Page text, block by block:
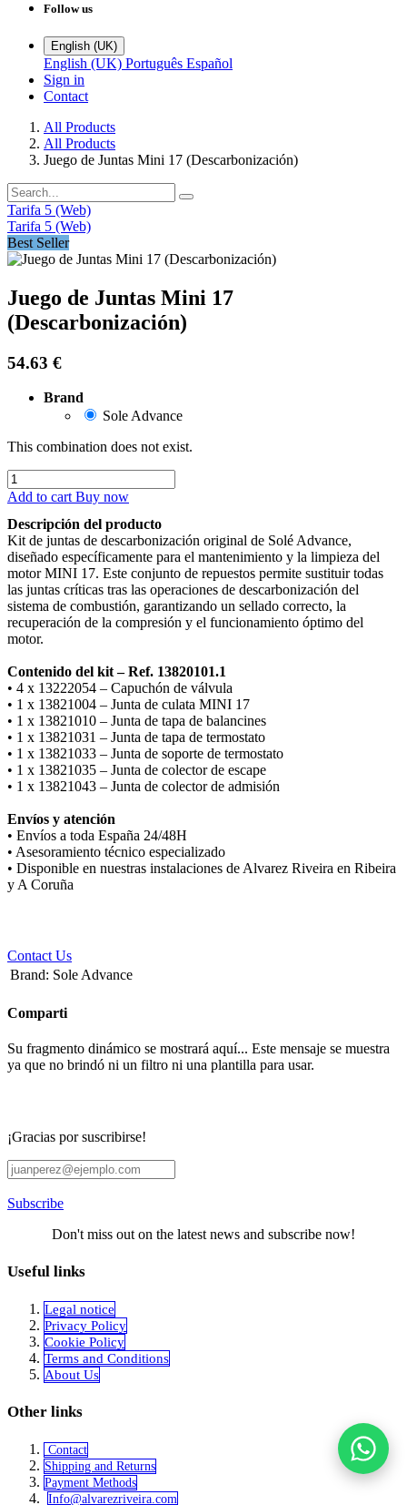
Follow us
English (UK)
English (UK) Português Español
Sign in
Contact
All Products
All Products
Juego de Juntas Mini 17 (Descarbonización)
Tarifa 5 (Web)
Tarifa 5 (Web)
Best Seller
Juego de Juntas Mini 17
(Descarbonización)
54.63 €
Brand
Sole Advance
This combination does not exist.
Add to cart Buy now
Descripción del producto
Kit de juntas de descarbonización original de Solé Advance,
diseñado específicamente para el mantenimiento y la limpieza del
motor MINI 17. Este conjunto de repuestos permite sustituir todas
las juntas críticas tras las operaciones de descarbonización del
sistema de combustión, garantizando un sellado correcto, la
recuperación de la compresión y el funcionamiento óptimo del
motor.
Contenido del kit – Ref. 13820101.1
• 4 x 13222054 – Capuchón de válvula
• 1 x 13821004 – Junta de culata MINI 17
• 1 x 13821010 – Junta de tapa de balancines
• 1 x 13821031 – Junta de tapa de termostato
• 1 x 13821033 – Junta de soporte de termostato
• 1 x 13821035 – Junta de colector de escape
• 1 x 13821043 – Junta de colector de admisión
Envíos y atención
• Envíos a toda España 24/48H
• Asesoramiento técnico especializado
• Disponible en nuestras instalaciones de Alvarez Riveira en Ribeira
y A Coruña
Contact Us
Brand: Sole Advance
Comparti
Su fragmento dinámico se mostrará aquí... Este mensaje se muestra
ya que no brindó ni un filtro ni una plantilla para usar.
¡Gracias por suscribirse!
Subscribe
Don't miss out on the latest news and subscribe now!
Useful links
Legal notice
Privacy Policy
Cookie Policy
Terms and Conditions
About Us
Other links
Contact
Shipping and Returns
Payment Methods
Info@alvar​​ezriveira.com